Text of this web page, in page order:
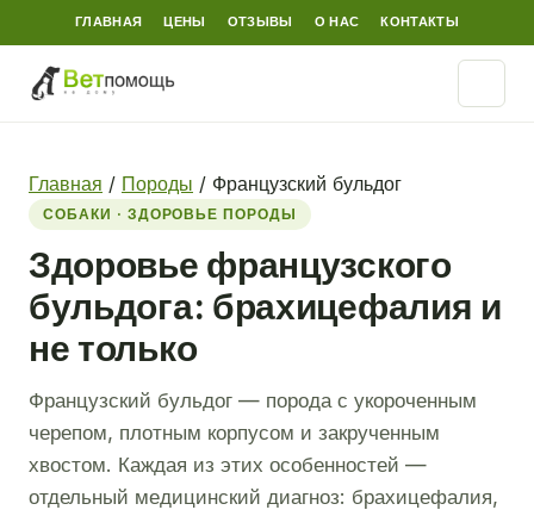
ГЛАВНАЯ ЦЕНЫ ОТЗЫВЫ О НАС КОНТАКТЫ
Главная / Породы / Французский бульдог
СОБАКИ · ЗДОРОВЬЕ ПОРОДЫ
Здоровье французского
бульдога: брахицефалия и
не только
Французский бульдог — порода с укороченным
черепом, плотным корпусом и закрученным
хвостом. Каждая из этих особенностей —
отдельный медицинский диагноз: брахицефалия,